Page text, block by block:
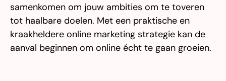
samenkomen om jouw ambities om te toveren
tot haalbare doelen. Met een praktische en
kraakheldere online marketing strategie kan de
aanval beginnen om online écht te gaan groeien.